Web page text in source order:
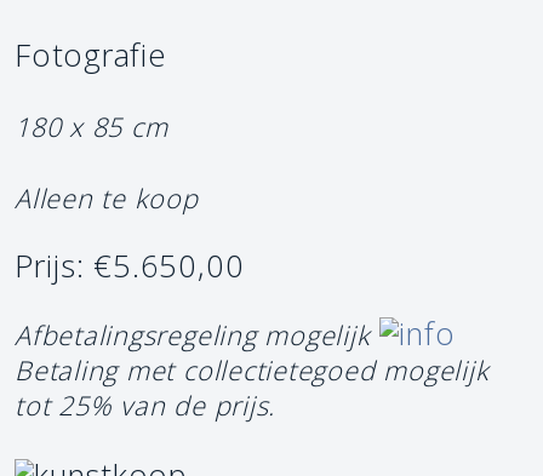
Fotografie
180 x 85 cm
Alleen te koop
Prijs: €5.650,00
Afbetalingsregeling mogelijk
Betaling met collectietegoed mogelijk
tot 25% van de prijs.